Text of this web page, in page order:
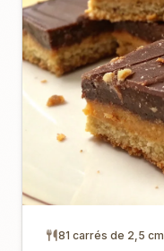
81 carrés de 2,5 cm